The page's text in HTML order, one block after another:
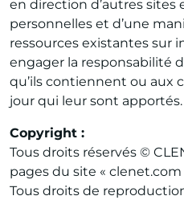
en direction d’autres sites
personnelles et d’une
ressources existantes sur
engager la responsabilité
qu’ils contiennent ou aux
jour qui leur sont apportés.
Copyright :
Tous droits réservés ©
pages du site «
Tous droits de